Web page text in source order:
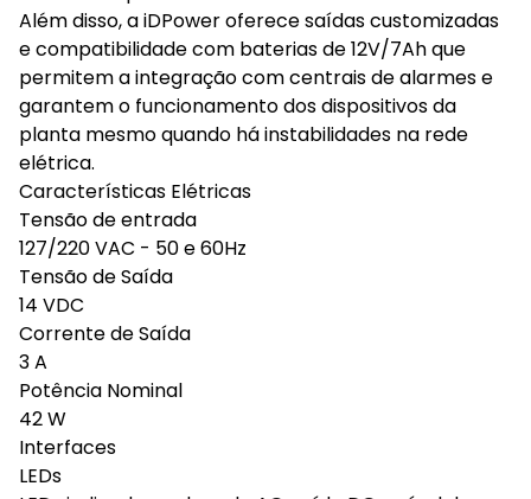
Além disso, a iDPower oferece saídas customizadas
e compatibilidade com baterias de 12V/7Ah que
permitem a integração com centrais de alarmes e
garantem o funcionamento dos dispositivos da
planta mesmo quando há instabilidades na rede
elétrica.
Características Elétricas
Tensão de entrada
127/220 VAC - 50 e 60Hz
Tensão de Saída
14 VDC
Corrente de Saída
3 A
Potência Nominal
42 W
Interfaces
LEDs